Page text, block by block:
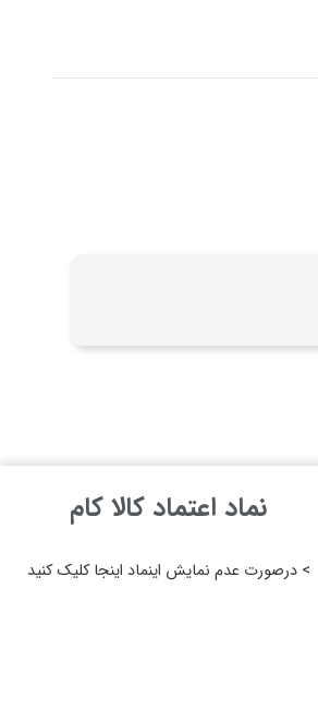
نماد اعتماد کالا کام
> درصورت عدم نمایش اینماد اینجا کلیک کنید